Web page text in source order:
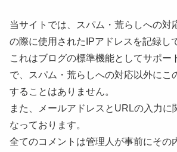
当サイトでは、スパム・荒らしへの対
の際に使用されたIPアドレスを記録し
これはブログの標準機能としてサポー
で、スパム・荒らしへの対応以外にこ
することはありません。
また、メールアドレスとURLの入力に
なっております。
全てのコメントは管理人が事前にその